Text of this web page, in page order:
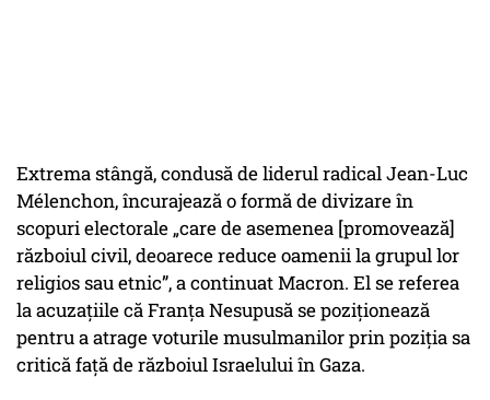
Extrema stângă, condusă de liderul radical Jean-Luc
Mélenchon, încurajează o formă de divizare în
scopuri electorale „care de asemenea [promovează]
războiul civil, deoarece reduce oamenii la grupul lor
religios sau etnic”, a continuat Macron. El se referea
la acuzațiile că Franța Nesupusă se poziționează
pentru a atrage voturile musulmanilor prin poziția sa
critică față de războiul Israelului în Gaza.